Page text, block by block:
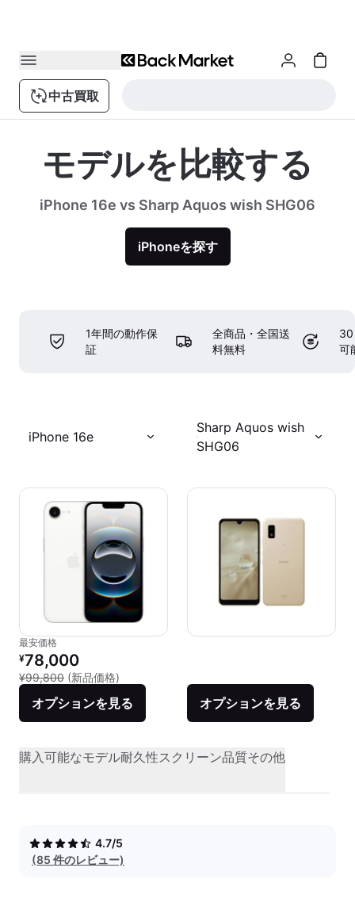
中古買取
モデルを比較する
iPhone 16e vs Sharp Aquos wish SHG06
iPhoneを探す
1年間の動作保
証
全商品・全国送
料無料
30
可
iPhone 16e
Sharp Aquos wish
SHG06
最安価格
リファービッシュ品の価格：
¥78,000
¥99,800 (新品価格)
オプションを見る オプションを見る
購入可能なモデル耐久性スクリーン品質その他
4.7/5
(85 件のレビュー)